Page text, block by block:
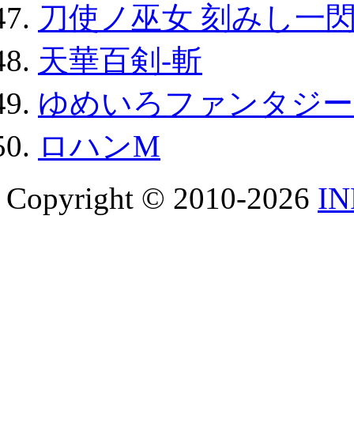
刀使ノ巫女 刻みし一
天華百剣-斬
ゆめいろファンタジ
ロハンM
Copyright © 2010-2026